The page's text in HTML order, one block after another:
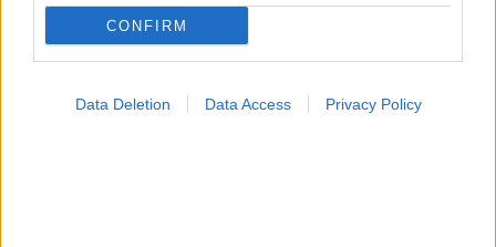
CONFIRM
Data Deletion Data Access Privacy Policy